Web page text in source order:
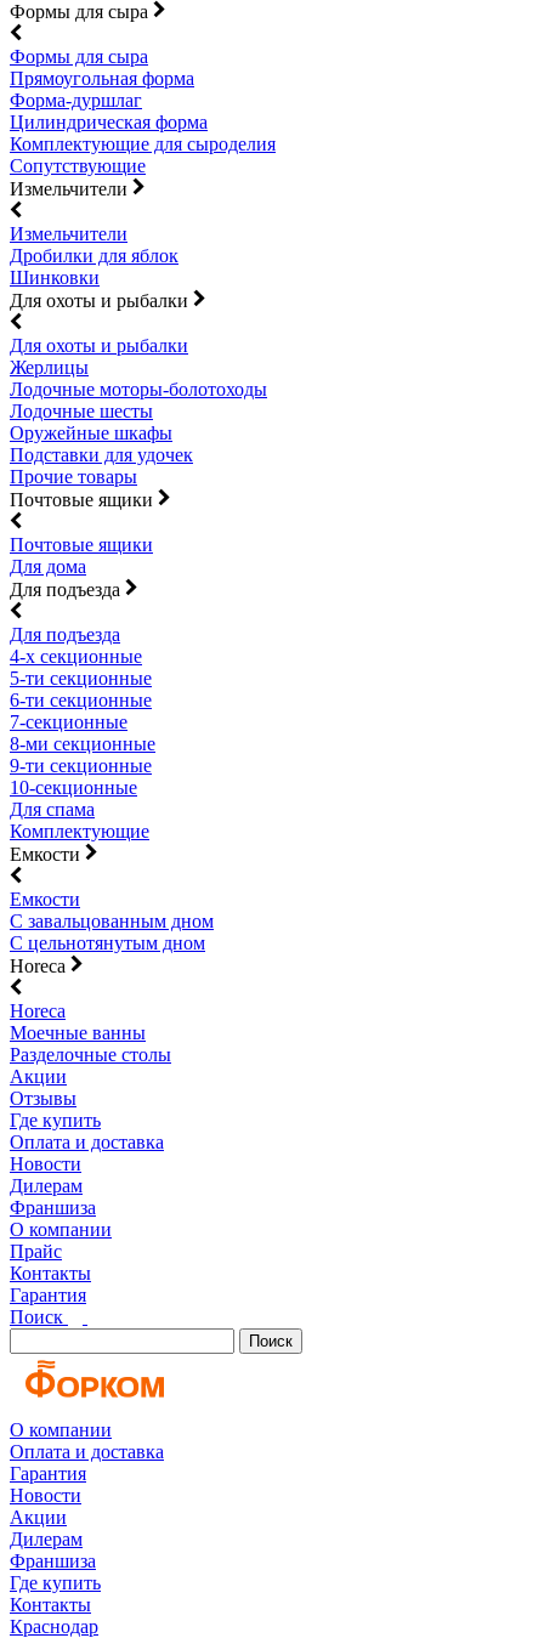
Формы для сыра
Формы для сыра
Прямоугольная форма
Форма-дуршлаг
Цилиндрическая форма
Комплектующие для сыроделия
Сопутствующие
Измельчители
Измельчители
Дробилки для яблок
Шинковки
Для охоты и рыбалки
Для охоты и рыбалки
Жерлицы
Лодочные моторы-болотоходы
Лодочные шесты
Оружейные шкафы
Подставки для удочек
Прочие товары
Почтовые ящики
Почтовые ящики
Для дома
Для подъезда
Для подъезда
4-х секционные
5-ти секционные
6-ти секционные
7-секционные
8-ми секционные
9-ти секционные
10-секционные
Для спама
Комплектующие
Емкости
Емкости
С завальцованным дном
С цельнотянутым дном
Horeca
Horeca
Моечные ванны
Разделочные столы
Акции
Отзывы
Где купить
Оплата и доставка
Новости
Дилерам
Франшиза
О компании
Прайс
Контакты
Гарантия
Поиск
Поиск
О компании
Оплата и доставка
Гарантия
Новости
Акции
Дилерам
Франшиза
Где купить
Контакты
Краснодар